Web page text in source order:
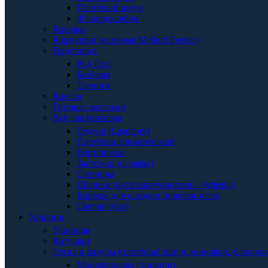
Плетёный шнур
Флюорокарбон
Крючки
Кормушки (включая Method Feeder)
Подставки
Род Под
Базбары
Треноги
Кресла
Готовые монтажи
Всё для монтажа
Ледкор (Leadcore)
Плетёнка для монтажей
Вертлюжки
Застёжки (аграфы)
Стопоры
Шарики (антизакручиватели / буферы)
Крючок для насадки (крючок-игла)
Сверло (бур)
Хищник
Удилища
Катушки
Леска и шнуры (плетёный шнур, монофил,
Монофильная (хищник)